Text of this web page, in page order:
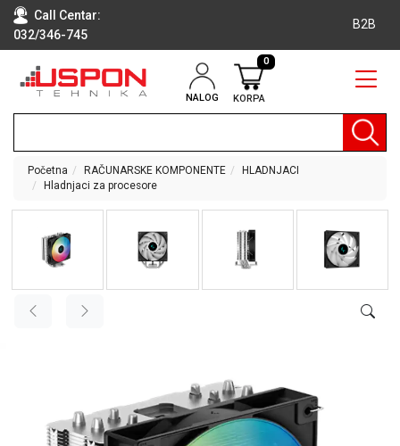
Call Centar:
032/346-745
B2B
NALOG KORPA
0
RAČUNARI
TEHNIKA
KLIME I
DODATNA
DODATNA
Početna RAČUNARSKE KOMPONENTE
HLADNJACI
Hladnjaci za procesore